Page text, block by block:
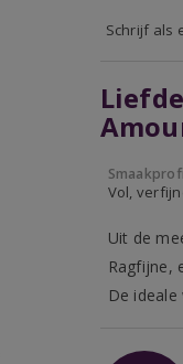
Schrijf als
Vol,
Uit de
Ragfijne,
De